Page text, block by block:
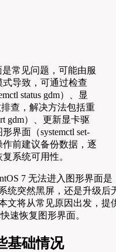
常见问题，可能由服
导致，可通过检查
status gdm）、显
查，解决方法包括重
gdm）、更新显卡驱
界面（systemctl set-
作前建议备份数据，逐
系统可用性。
7 无法进入图形界面是
统突然黑屏，还是升级后
文将从常见原因出发，提
速恢复图形界面。
基础情况